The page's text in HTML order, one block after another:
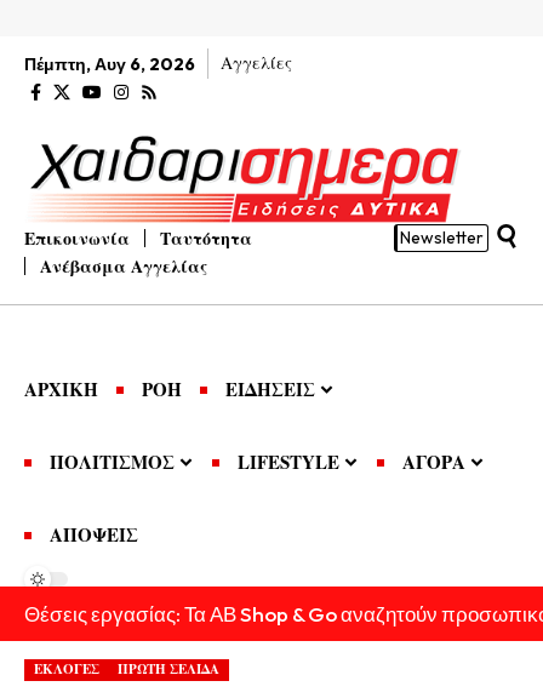
Πέμπτη, Αυγ 6, 2026 Αγγελίες
Επικοινωνία
Ταυτότητα
Ανέβασμα Αγγελίας
Newsletter
ΑΡΧΙΚΗ ΡΟΗ ΕΙΔΗΣΕΙΣ
ΠΟΛΙΤΙΣΜΟΣ LIFESTYLE ΑΓΟΡΑ
ΑΠΟΨΕΙΣ
Θέσεις εργασίας: Τα ΑΒ Shop & Go αναζητούν
ΕΚΛΟΓΕΣ ΠΡΩΤΗ ΣΕΛΙΔΑ